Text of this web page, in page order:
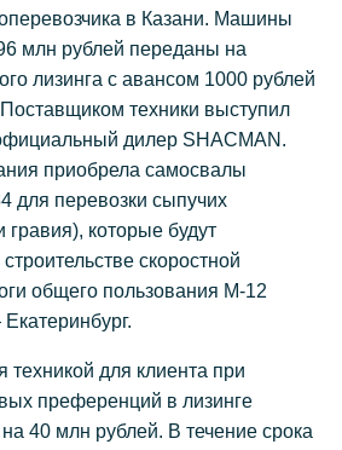
в Казани. Машины
млн рублей переданы на
лизинга с авансом 1000 рублей
техники выступил
дилер SHACMAN.
приобрела самосвалы
для перевозки сыпучих
гравия), которые будут
скоростной
общего пользования М-12
техникой для клиента при
преференций в лизинге
40 млн рублей. В течение срока